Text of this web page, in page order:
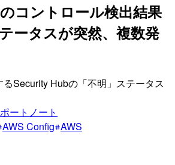
コントロール検出結果
ータスが突然、複数発
Security Hubの「不明」ステータス
ートノート
AWS Config AWS